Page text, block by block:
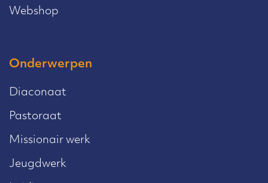
Webshop
Onderwerpen
Diaconaat
Pastoraat
Missionair werk
Jeugdwerk